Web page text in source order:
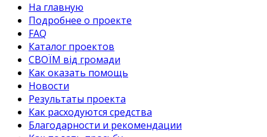
На главную
Подробнее о проекте
FAQ
Каталог проектов
СВОЇМ від громади
Как оказать помощь
Новости
Результаты проекта
Как расходуются средства
Благодарности и рекомендации